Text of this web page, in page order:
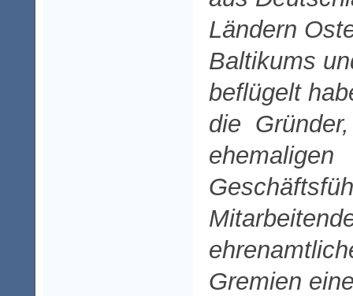
Ländern
Baltikums
beflügelt
die
ehemaligen
Gremien